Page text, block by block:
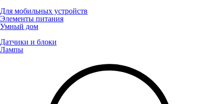
Для мобильных устройств
Элементы питания
Умный дом
Датчики и блоки
Лампы